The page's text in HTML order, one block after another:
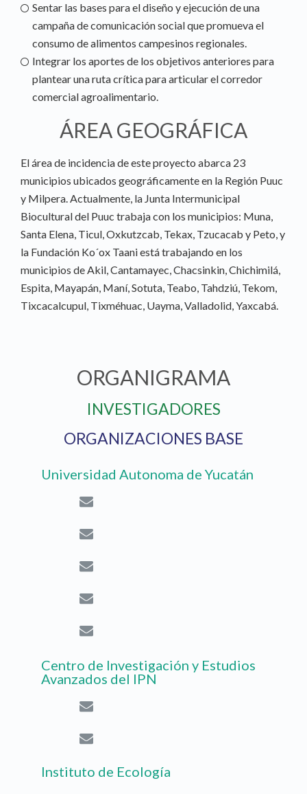
Sentar las bases para el diseño y ejecución de una
campaña de comunicación social que promueva el
consumo de alimentos campesinos regionales.
Integrar los aportes de los objetivos anteriores para
plantear una ruta crítica para articular el corredor
comercial agroalimentario.
ÁREA GEOGRÁFICA
El área de incidencia de este proyecto abarca 23
municipios ubicados geográficamente en la Región Puuc
y Milpera. Actualmente, la Junta Intermunicipal
Biocultural del Puuc trabaja con los municipios: Muna,
Santa Elena, Ticul, Oxkutzcab, Tekax, Tzucacab y Peto, y
la Fundación Ko´ox Taani está trabajando en los
municipios de Akil, Cantamayec, Chacsinkin, Chichimilá,
Espita, Mayapán, Maní, Sotuta, Teabo, Tahdziú, Tekom,
Tixcacalcupul, Tixméhuac, Uayma, Valladolid, Yaxcabá.
ORGANIGRAMA
INVESTIGADORES
ORGANIZACIONES BASE
Universidad Autonoma de Yucatán
Centro de Investigación y Estudios
Avanzados del IPN
Instituto de Ecología